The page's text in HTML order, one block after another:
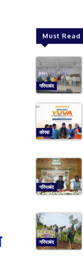
Must Read
गरियाबंद
कोरबा
गरियाबंद
गरियाबंद